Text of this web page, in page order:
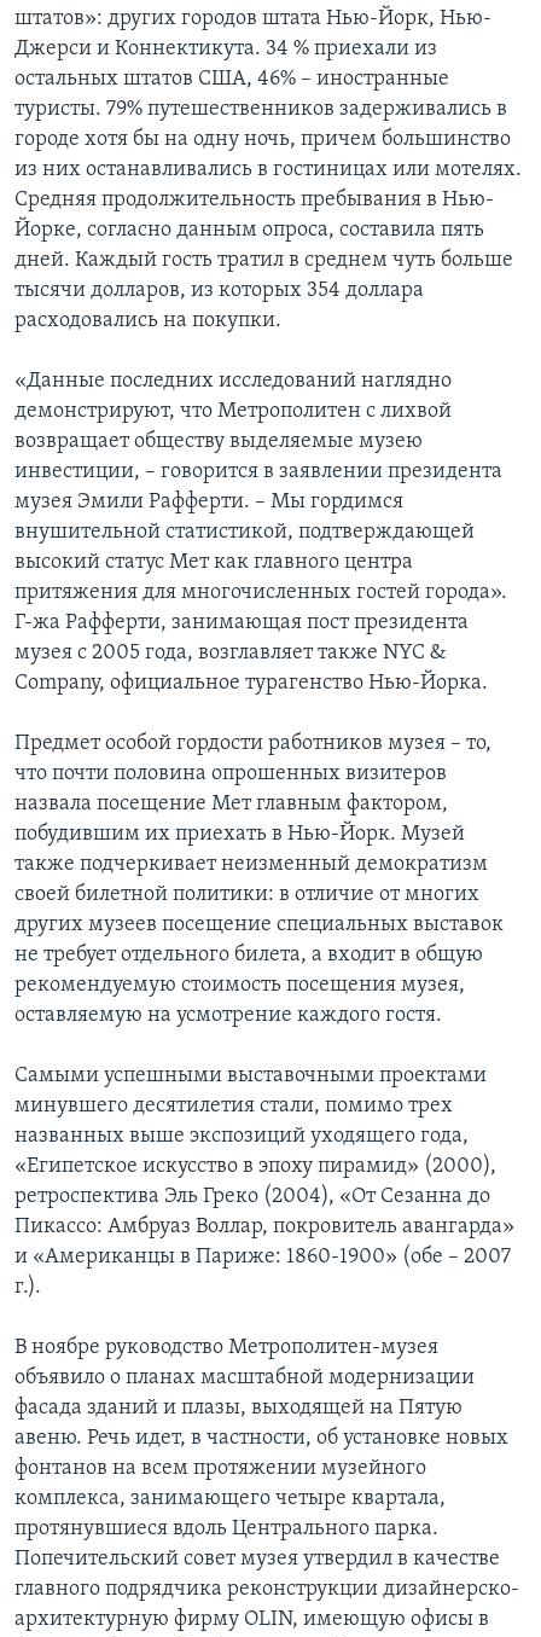
штатов»: других городов штата Нью-Йорк, Нью-
Джерси и Коннектикута. 34 % приехали из
остальных штатов США, 46% – иностранные
туристы. 79% путешественников задерживались в
городе хотя бы на одну ночь, причем большинство
из них останавливались в гостиницах или мотелях.
Средняя продолжительность пребывания в Нью-
Йорке, согласно данным опроса, составила пять
дней. Каждый гость тратил в среднем чуть больше
тысячи долларов, из которых 354 доллара
расходовались на покупки.
«Данные последних исследований наглядно
демонстрируют, что Метрополитен с лихвой
возвращает обществу выделяемые музею
инвестиции, – говорится в заявлении президента
музея Эмили Рафферти. – Мы гордимся
внушительной статистикой, подтверждающей
высокий статус Мет как главного центра
притяжения для многочисленных гостей города».
Г-жа Рафферти, занимающая пост президента
музея с 2005 года, возглавляет также NYC &
Company, официальное турагенство Нью-Йорка.
Предмет особой гордости работников музея – то,
что почти половина опрошенных визитеров
назвала посещение Мет главным фактором,
побудившим их приехать в Нью-Йорк. Музей
также подчеркивает неизменный демократизм
своей билетной политики: в отличие от многих
других музеев посещение специальных выставок
не требует отдельного билета, а входит в общую
рекомендуемую стоимость посещения музея,
оставляемую на усмотрение каждого гостя.
Самыми успешными выставочными проектами
минувшего десятилетия стали, помимо трех
названных выше экспозиций уходящего года,
«Египетское искусство в эпоху пирамид» (2000),
ретроспектива Эль Греко (2004), «От Сезанна до
Пикассо: Амбруаз Воллар, покровитель авангарда»
и «Американцы в Париже: 1860-1900» (обе – 2007
г.).
В ноябре руководство Метрополитен-музея
объявило о планах масштабной модернизации
фасада зданий и плазы, выходящей на Пятую
авеню. Речь идет, в частности, об установке новых
фонтанов на всем протяжении музейного
комплекса, занимающего четыре квартала,
протянувшиеся вдоль Центрального парка.
Попечительский совет музея утвердил в качестве
главного подрядчика реконструкции дизайнерско-
архитектурную фирму OLIN, имеющую офисы в